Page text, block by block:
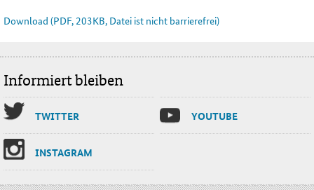
Download (PDF, 203KB, Datei ist nicht barrierefrei)
Informiert bleiben
TWIT­TER YOU­TU­BE
INS­TA­GRAM